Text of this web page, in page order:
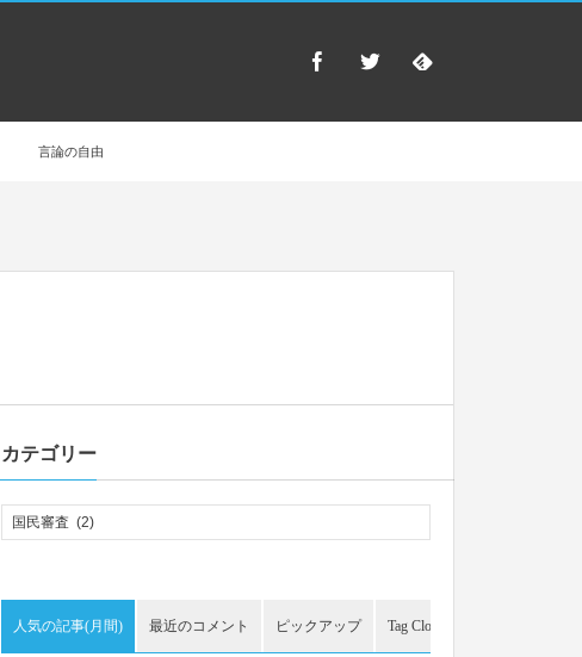
言論の自由
カテゴリー
人気の記事(月間) 最近のコメント ピックアップ Tag Cloud